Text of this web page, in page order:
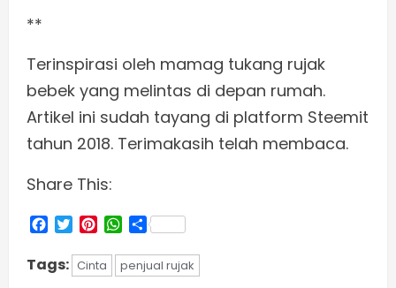
**
Terinspirasi oleh mamag tukang rujak
bebek yang melintas di depan rumah.
Artikel ini sudah tayang di platform Steemit
tahun 2018. Terimakasih telah membaca.
Share This:
Facebook
TwitterPinterestWhatsApp
Share
Tags: Cinta penjual rujak